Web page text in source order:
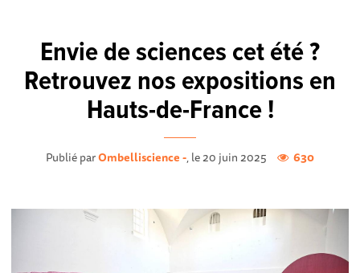
Envie de sciences cet été ?
Retrouvez nos expositions en
Hauts-de-France !
Publié parOmbelliscience -, le 20 juin 2025 630